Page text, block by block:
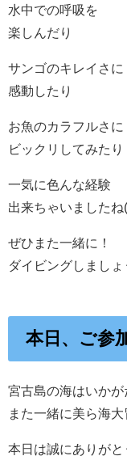
水中での呼吸を
楽しんだり
サンゴのキレイさに
感動したり
お魚のカラフルさに
ビックリしてみたり
一気に色んな経験
出来ちゃいました
ぜひまた一緒に！
ダイビングしまし
本日、ご参
宮古島の海はいかが
また一緒に美ら海大
本日は誠にありがと